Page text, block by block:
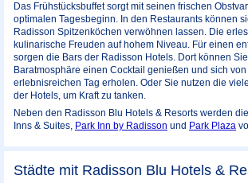
Das Frühstücksbuffet sorgt mit seinen frischen
optimalen Tagesbeginn. In den Restaurants können
Radisson Spitzenköchen verwöhnen lassen. Die
kulinarische Freuden auf hohem Niveau. Für einen
sorgen die Bars der Radisson Hotels. Dort können
Baratmosphäre einen Cocktail genießen und sich
erlebnisreichen Tag erholen. Oder Sie nutzen die
der Hotels, um Kraft zu tanken.
Neben den Radisson Blu Hotels & Resorts werden
Inns & Suites, Park Inn by Radisson und Park Plaza
Städte mit Radisson Blu Hotels &